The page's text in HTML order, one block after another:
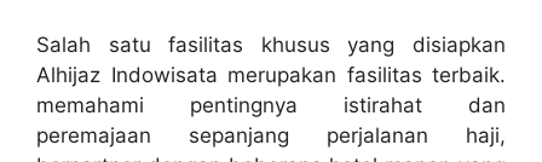
Salah satu fasilitas khusus yang disiapkan
Alhijaz Indowisata merupakan fasilitas terbaik.
memahami pentingnya istirahat dan
peremajaan sepanjang perjalanan haji,